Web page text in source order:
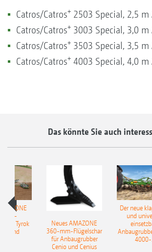
Catros/Catros+ 2503 Special, 2,5
Catros/Catros+ 3003 Special, 3,0
Catros/Catros+ 3503 Special, 3,5
Catros/Catros+ 4003 Special, 4,0
Das könnte Sie auch
Tyrok
Neues AMAZONE
360-mm-Flügelschar
für Anbaugrubber
Cenio und Cenius
Der neue
und